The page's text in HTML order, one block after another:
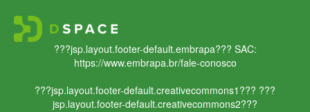
???jsp.layout.footer-default.embrapa??? SAC:
https://www.embrapa.br/fale-conosco
???jsp.layout.footer-default.creativecommons1??? ???
jsp.layout.footer-default.creativecommons2???